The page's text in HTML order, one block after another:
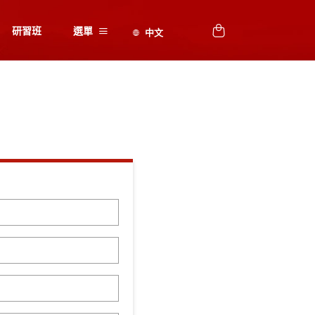
研習班 選單